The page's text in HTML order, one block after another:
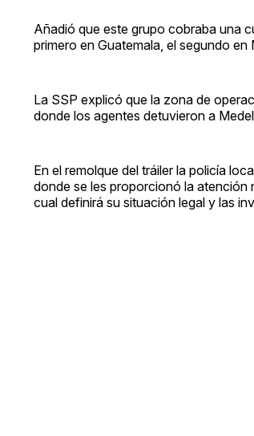
Añadió que este grupo cobraba una
primero en Guatemala, el segundo
La SSP explicó que la zona de
donde los agentes detuvieron a
En el remolque del tráiler la policía
donde se les proporcionó la atención
cual definirá su situación legal y las